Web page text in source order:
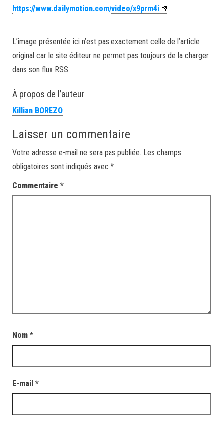
https://www.dailymotion.com/video/x9prm4i
L’image présentée ici n’est pas exactement celle de l’article
original car le site éditeur ne permet pas toujours de la charger
dans son flux RSS.
À propos de l’auteur
Killian BOREZO
Laisser un commentaire
Votre adresse e-mail ne sera pas publiée. Les champs
obligatoires sont indiqués avec *
Commentaire *
Nom *
E-mail *